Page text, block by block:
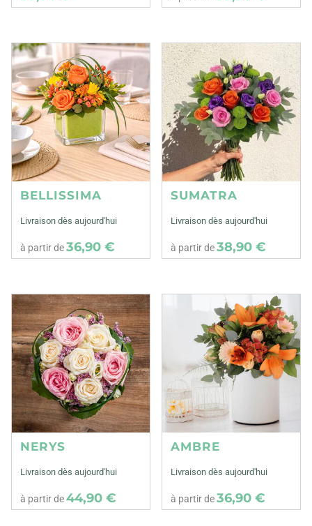
BELLISSIMA
Livraison dès aujourd'hui
à partir de36,90 €
SUMATRA
Livraison dès aujourd'hui
à partir de38,90 €
NERYS
Livraison dès aujourd'hui
à partir de44,90 €
AMBRE
Livraison dès aujourd'hui
à partir de36,90 €